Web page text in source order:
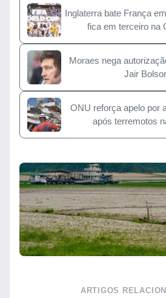
Inglaterra bate França
fica em terceiro na
Moraes nega
Jair
ONU reforça apelo por
após terremotos
ARTIGOS